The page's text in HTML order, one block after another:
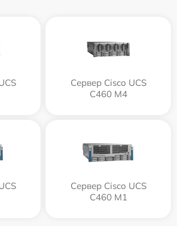
Сервер Cisco UCS
C460 M4
Сервер Cisco UCS
C460 M1